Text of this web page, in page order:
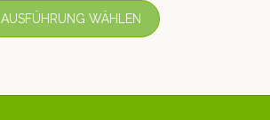
AUSFÜHRUNG WÄHLEN